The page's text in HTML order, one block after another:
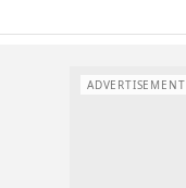
ADVERTISEMENT